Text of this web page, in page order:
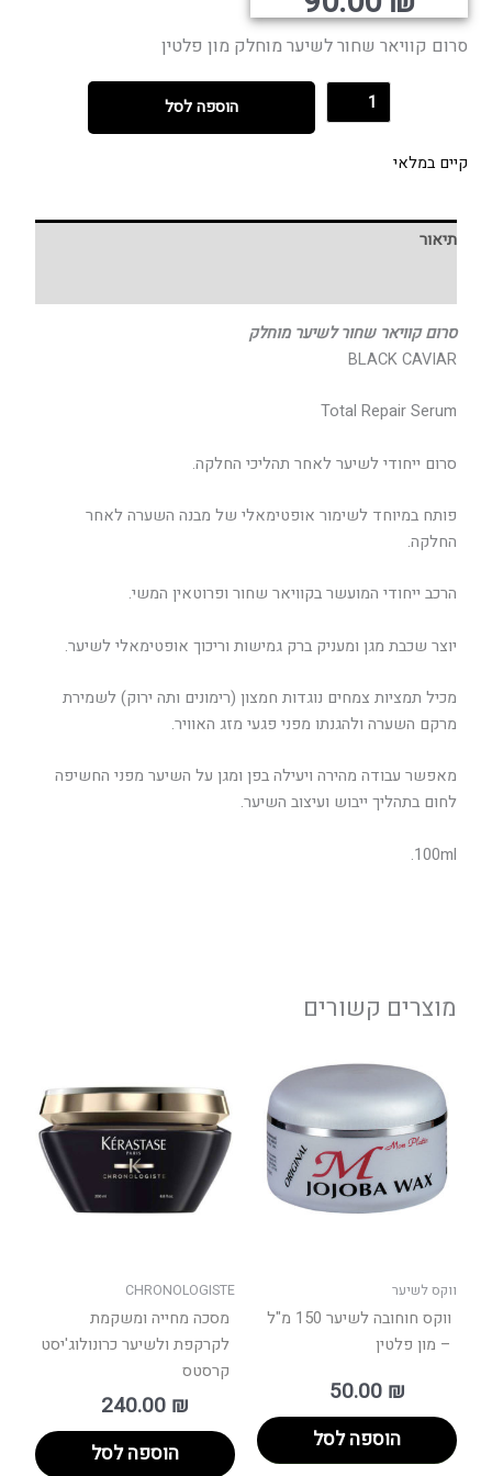
סרום קוויאר שחור לשיער מוחלק מון פלטין
היה:
הוא:
הוספה לסל
קיים במלאי
תיאור
סרום קוויאר שחור לשיער מוחלק
BLACK CAVIAR
Total Repair Serum
סרום ייחודי לשיער לאחר תהליכי החלקה.
פותח במיוחד לשימור אופטימאלי של מבנה השערה לאחר
החלקה.
הרכב ייחודי המועשר בקוויאר שחור ופרוטאין המשי.
יוצר שכבת מגן ומעניק ברק גמישות וריכוך אופטימאלי לשיער.
מכיל תמציות צמחים נוגדות חמצון (רימונים ותה ירוק) לשמירת
מרקם השערה ולהגנתו מפני פגעי מזג האוויר.
מאפשר עבודה מהירה ויעילה בפן ומגן על השיער מפני החשיפה
לחום בתהליך ייבוש ועיצוב השיער.
100ml.
מוצרים קשורים
ווקס לשיער
ווקס חוחובה לשיער 150 מ"ל
– מון פלטין
50.00 ₪
הוספה לסל
CHRONOLOGISTE
מסכה מחייה ומשקמת
לקרקפת ולשיער כרונולוג'יסט
קרסטס
240.00 ₪
הוספה לסל